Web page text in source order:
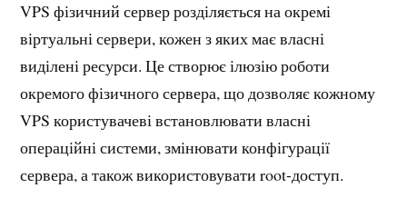
VPS фізичний сервер розділяється на окремі
віртуальні сервери, кожен з яких має власні
виділені ресурси. Це створює ілюзію роботи
окремого фізичного сервера, що дозволяє кожному
VPS користувачеві встановлювати власні
операційні системи, змінювати конфігурації
сервера, а також використовувати root-доступ.